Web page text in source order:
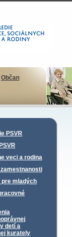
Občan
PSVR
veci a rodina
pre mladých
detí a
kurately